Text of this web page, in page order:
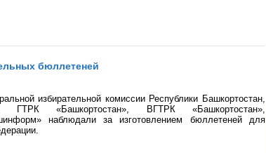
бюллетеней
избирательной комиссии Республики Башкортостан,
ГТРК «Башкортостан», ВГТРК «Башкортостан»,
наблюдали за изготовлением бюллетеней для